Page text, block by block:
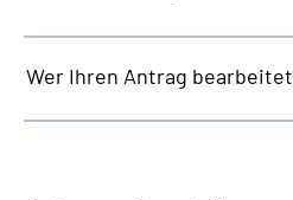
Wer Ihren Antrag bearbeitet